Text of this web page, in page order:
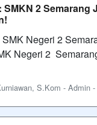
2
Negeri 2
Negeri 2
S.Kom - Admin